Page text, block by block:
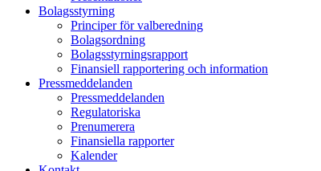
Bolagsstyrning
Principer för valberedning
Bolagsordning
Bolagsstyrningsrapport
Finansiell rapportering och information
Pressmeddelanden
Pressmeddelanden
Regulatoriska
Prenumerera
Finansiella rapporter
Kalender